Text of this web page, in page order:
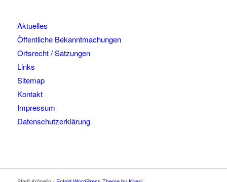
Aktuelles
Öffentliche Bekanntmachungen
Ortsrecht / Satzungen
Links
Sitemap
Kontakt
Impressum
Datenschutzerklärung